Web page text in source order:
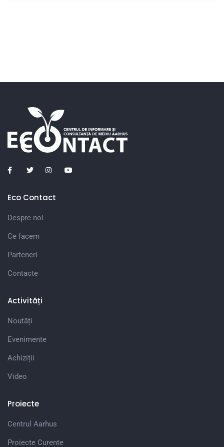
Eco Contact
Despre noi
Ce facem
Parteneri
Contacte
Activități
Noutăți
Evenimente
Achiziții
Video
Proiecte
Centrul Aarhus
Proiecte Curente